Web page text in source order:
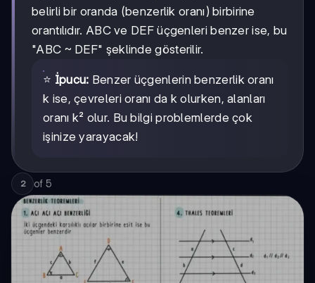
belirli bir oranda (benzerlik oranı) birbirine
orantılıdır. ABC ve DEF üçgenleri benzer ise, bu
"ABC ~ DEF" şeklinde gösterilir.
⭐ İpucu: Benzer üçgenlerin benzerlik oranı
k ise, çevreleri oranı da k olurken, alanları
oranı k² olur. Bu bilgi problemlerde çok
işinize yarayacak!
2 of 5